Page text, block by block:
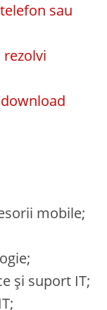
sau
mobile;
și suport IT;